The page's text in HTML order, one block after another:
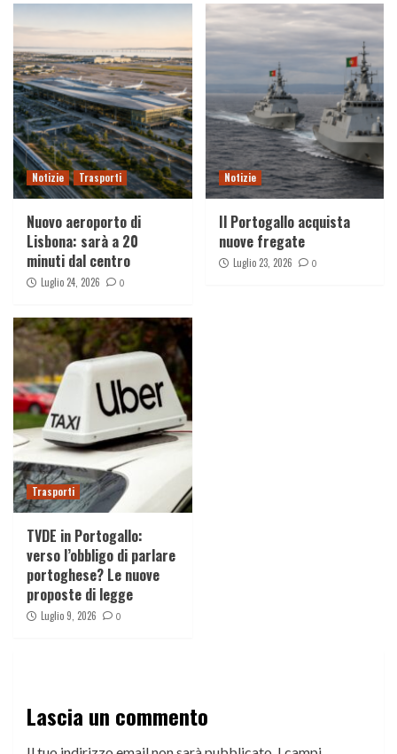
Notizie Trasporti
Nuovo aeroporto di
Lisbona: sarà a 20
minuti dal centro
Luglio 24, 2026 0
Notizie
Il Portogallo acquista
nuove fregate
Luglio 23, 2026 0
Trasporti
TVDE in Portogallo:
verso l’obbligo di parlare
portoghese? Le nuove
proposte di legge
Luglio 9, 2026 0
Lascia un commento